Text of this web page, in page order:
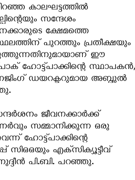
കാലഘട്ടത്തില്‍
സന്ദേശം
ക്ഷേമത്തെ
പുറത്തും പ്രതീക്ഷയും
ഈ
ഹോട്ട്‌പാക്കിന്റെ സ്ഥാപകന്‍,
ഡയറക്ടറുമായ അബ്ദുല്‍
ജീവനക്കാര്‍ക്ക്
സമ്മാനിക്കുന്ന ഒരു
ഹോട്ട്‌പാക്കിന്റെ
എക്‌സിക്യൂട്ടീവ്
പി.ബി. പറഞ്ഞു.